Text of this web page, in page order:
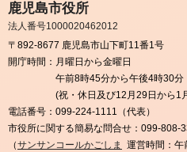
鹿児島市役所
法人番号1000020462012
〒892-8677 鹿児島市山下町11番1号
開庁時間： 月曜日から金曜日
午前8時45分から午後4時30分
(祝・休日及び12月29日から1
電話番号： 099-224-1111（代表）
市役所に関する簡易な問合せ： 099-808-
（サンサンコールかごしま 運営時間：午